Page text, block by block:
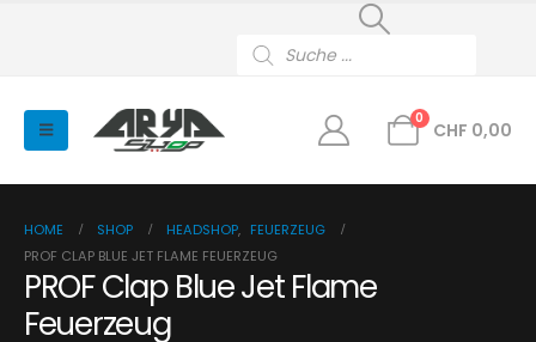
search
0
CHF 0,00
HOME SHOP HEADSHOP, FEUERZEUG
PROF CLAP BLUE JET FLAME FEUERZEUG
PROF Clap Blue Jet Flame
Feuerzeug